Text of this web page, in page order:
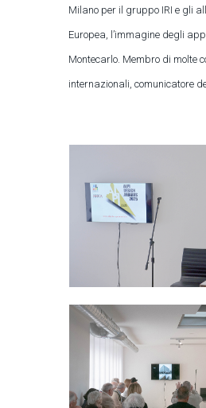
Milano per il gruppo IRI e gli
Europea, l’immagine degli
Montecarlo. Membro di molte
internazionali, comunicatore